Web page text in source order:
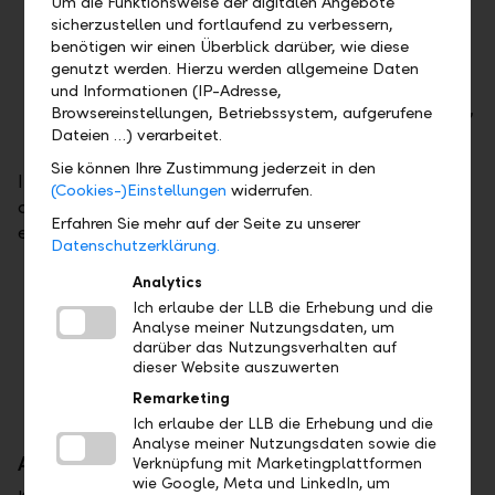
der Experte für die industrielle, thermische
Prozesstechnik Listemann Technology AG,
Eschen,
die Bäckerei Konditorei-Confiserie Wanger AG,
Schaan.
In der Kategorie"Newcomer des Jahres"erreichten
drei KMU das Finale, die besonders kreativ ihre
eigenen Wege gehen:
die Gourmet-Kaffeerösterei Demmel AG,
Schaan
der Fruchtpulver-Hersteller frooggies AG,
Triesen,
das Hotelkonzept b_smart selection,
Gamprin-Bendern.
Award macht verborgene Stars sichtbar
sicherzustellen und fortlaufend zu verbessern,
benötigen wir einen Überblick darüber, wie diese
genutzt werden. Hierzu werden allgemeine Daten
und Informationen (IP-Adresse,
Browsereinstellungen, Betriebssystem, aufgerufene
Dateien …) verarbeitet.
Sie können Ihre Zustimmung jederzeit in den
(Cookies-)Einstellungen widerrufen.
Erfahren Sie mehr auf der Seite zu unserer
Datenschutzerklärung.
Analytics
Ich erlaube der LLB die Erhebung und die
Analyse meiner Nutzungsdaten, um
darüber das Nutzungsverhalten auf
dieser Website auszuwerten
Remarketing
Ich erlaube der LLB die Erhebung und die
Analyse meiner Nutzungsdaten sowie die
Verknüpfung mit Marketingplattformen
wie Google, Meta und LinkedIn, um